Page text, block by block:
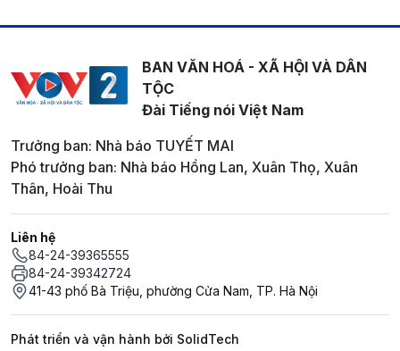
BAN VĂN HOÁ - XÃ HỘI VÀ DÂN
TỘC
Đài Tiếng nói Việt Nam
Trưởng ban: Nhà báo TUYẾT MAI
Phó trưởng ban: Nhà báo Hồng Lan, Xuân Thọ, Xuân
Thân, Hoài Thu
Liên hệ
84-24-39365555
84-24-39342724
41-43 phố Bà Triệu, phường Cửa Nam, TP. Hà Nội
Phát triển và vận hành bởi SolidTech